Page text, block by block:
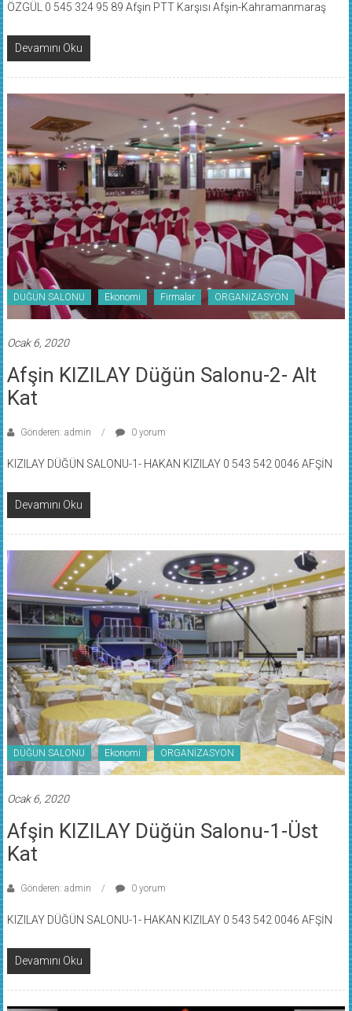
ÖZGÜL 0 545 324 95 89 Afşin PTT Karşısı Afşin-Kahramanmaraş
Devamını Oku
DÜĞÜN SALONU Ekonomi Firmalar ORGANİZASYON
Ocak 6, 2020
Afşin KIZILAY Düğün Salonu-2- Alt
Kat
Gönderen: admin 0 yorum
KIZILAY DÜĞÜN SALONU-1- HAKAN KIZILAY 0 543 542 0046 AFŞİN
Devamını Oku
DÜĞÜN SALONU Ekonomi ORGANİZASYON
Ocak 6, 2020
Afşin KIZILAY Düğün Salonu-1-Üst
Kat
Gönderen: admin 0 yorum
KIZILAY DÜĞÜN SALONU-1- HAKAN KIZILAY 0 543 542 0046 AFŞİN
Devamını Oku